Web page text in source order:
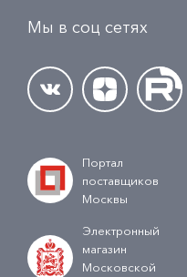
Мы в соц сетях
Портал
поставщиков
Москвы
Электронный
магазин
Московской